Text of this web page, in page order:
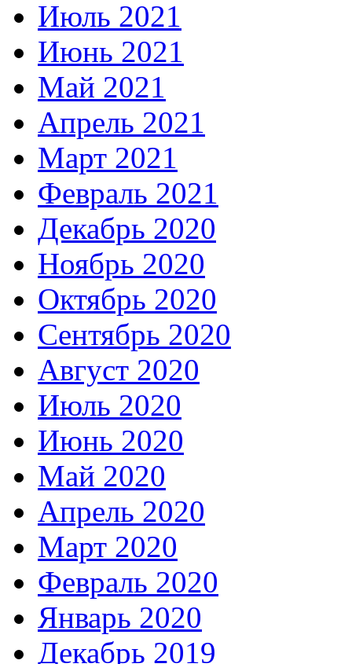
Июль 2021
Июнь 2021
Май 2021
Апрель 2021
Март 2021
Февраль 2021
Декабрь 2020
Ноябрь 2020
Октябрь 2020
Сентябрь 2020
Август 2020
Июль 2020
Июнь 2020
Май 2020
Апрель 2020
Март 2020
Февраль 2020
Январь 2020
Декабрь 2019